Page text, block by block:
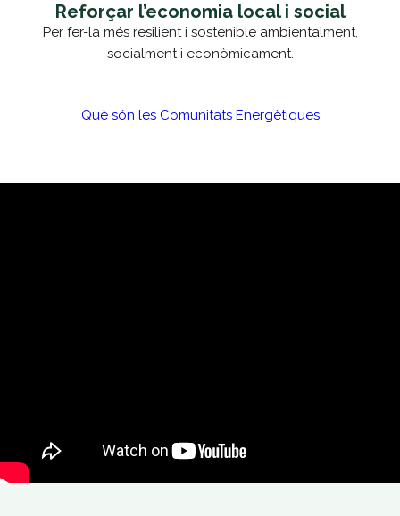
Reforçar l’economia local i social
Per fer-la més resilient i sostenible ambientalment,
socialment i econòmicament.
Què són les Comunitats Energètiques